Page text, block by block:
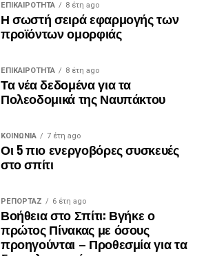
ΕΠΙΚΑΙΡΟΤΗΤΑ 8 έτη ago
Η σωστή σειρά εφαρμογής των
προϊόντων ομορφιάς
ΕΠΙΚΑΙΡΟΤΗΤΑ 8 έτη ago
Τα νέα δεδομένα για τα
Πολεοδομικά της Ναυπάκτου
ΚΟΙΝΩΝΙΑ 7 έτη ago
Οι 5 πιο ενεργοβόρες συσκευές
στο σπίτι
ΡΕΠΟΡΤΑΖ 6 έτη ago
Βοήθεια στο Σπίτι: Βγήκε ο
πρώτος Πίνακας με όσους
προηγούνται – Προθεσμία για τα